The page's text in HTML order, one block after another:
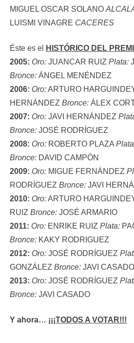
MIGUEL OSCAR SOLANO
LUISMI VINAGRE CACERES
Éste es el HISTÓRICO DEL
2005: Oro: JUANCAR RUIZ Plata:
Bronce: ÁNGEL MENÉNDEZ
2006: Oro:ARTURO
HERNÁNDEZ Bronce: ÁLEX
2007: Oro: JAVI HERNÁNDEZ
Bronce: JOSÉ RODRÍGUEZ
2008: Oro: ROBERTO PLAZA
Bronce: DAVID CAMPÓN
2009: Oro: MIGUE FERNÁNDEZ
RODRÍGUEZ Bronce: JAVI
2010: Oro:ARTURO
RUIZ Bronce: JOSÉ ARMARIO
2011: Oro: ENRIKE RUIZ Plata:
Bronce: KAKY RODRIGUEZ
2012: Oro: JOSÉ RODRÍGUEZ
GONZÁLEZ Bronce: JAVI CASADO
2013: Oro: JOSÉ RODRÍGUEZ
Bronce: JAVI CASADO
Y ahora… ¡¡¡TODOS A VOTAR!!!